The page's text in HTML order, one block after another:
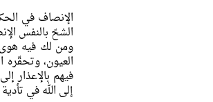
الإنصاف في
الشحّ بالنفس
ومن لك فيه هوى
العيون،
فيهم بالإعذار
إلى الله في